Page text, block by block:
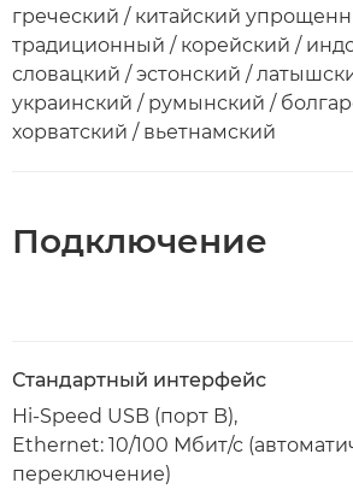
греческий / китайский
традиционный / корейский /
словацкий / эстонский /
украинский / румынский /
хорватский / вьетнамский
Подключение
Стандартный интерфейс
Hi-Speed USB (порт B),
Ethernet: 10/100 Мбит/с
переключение)